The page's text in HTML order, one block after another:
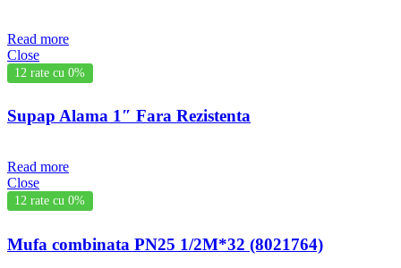
Read more
Close
12 rate cu 0%
Supap Alama 1″ Fara Rezistenta
Read more
Close
12 rate cu 0%
Mufa combinata PN25 1/2M*32 (8021764)